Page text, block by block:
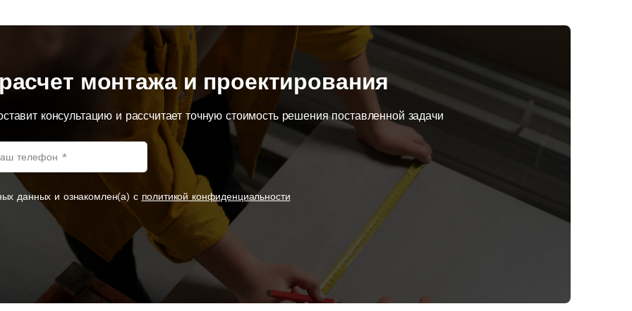
монтажа и проектирования
консультацию и рассчитает точную стоимость решения поставленной задачи
данных и ознакомлен(а) с политикой конфиденциальности